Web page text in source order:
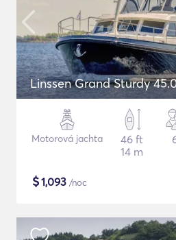
Linssen Grand Sturdy
Motorová jachta
46 ft
14 m
$1,093 /noc